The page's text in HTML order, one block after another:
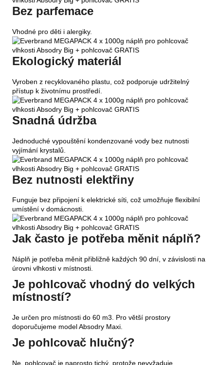
Bez parfemace
Vhodné pro děti i alergiky.
Ekologický materiál
Vyroben z recyklovaného plastu, což podporuje udržitelný
přístup k životnímu prostředí.
Snadná údržba
Jednoduché vypouštění kondenzované vody bez nutnosti
vyjímání krystalů.
Bez nutnosti elektřiny
Funguje bez připojení k elektrické síti, což umožňuje flexibilní
umístění v domácnosti.
Jak často je potřeba měnit náplň?
Náplň je potřeba měnit přibližně každých 90 dní, v závislosti na
úrovni vlhkosti v místnosti.
Je pohlcovač vhodný do velkých
místností?
Je určen pro místnosti do 60 m3. Pro větší prostory
doporučujeme model Absodry Maxi.
Je pohlcovač hlučný?
Ne, pohlcovač je naprosto tichý, protože nevyžaduje